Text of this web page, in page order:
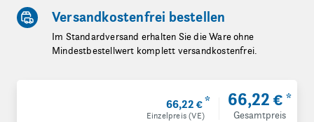
Versandkostenfrei bestellen
Im Standardversand erhalten Sie die Ware ohne
Mindestbestellwert komplett versandkostenfrei.
66,22 €*
Einzelpreis (VE)
66,22 € *
Gesamtpreis